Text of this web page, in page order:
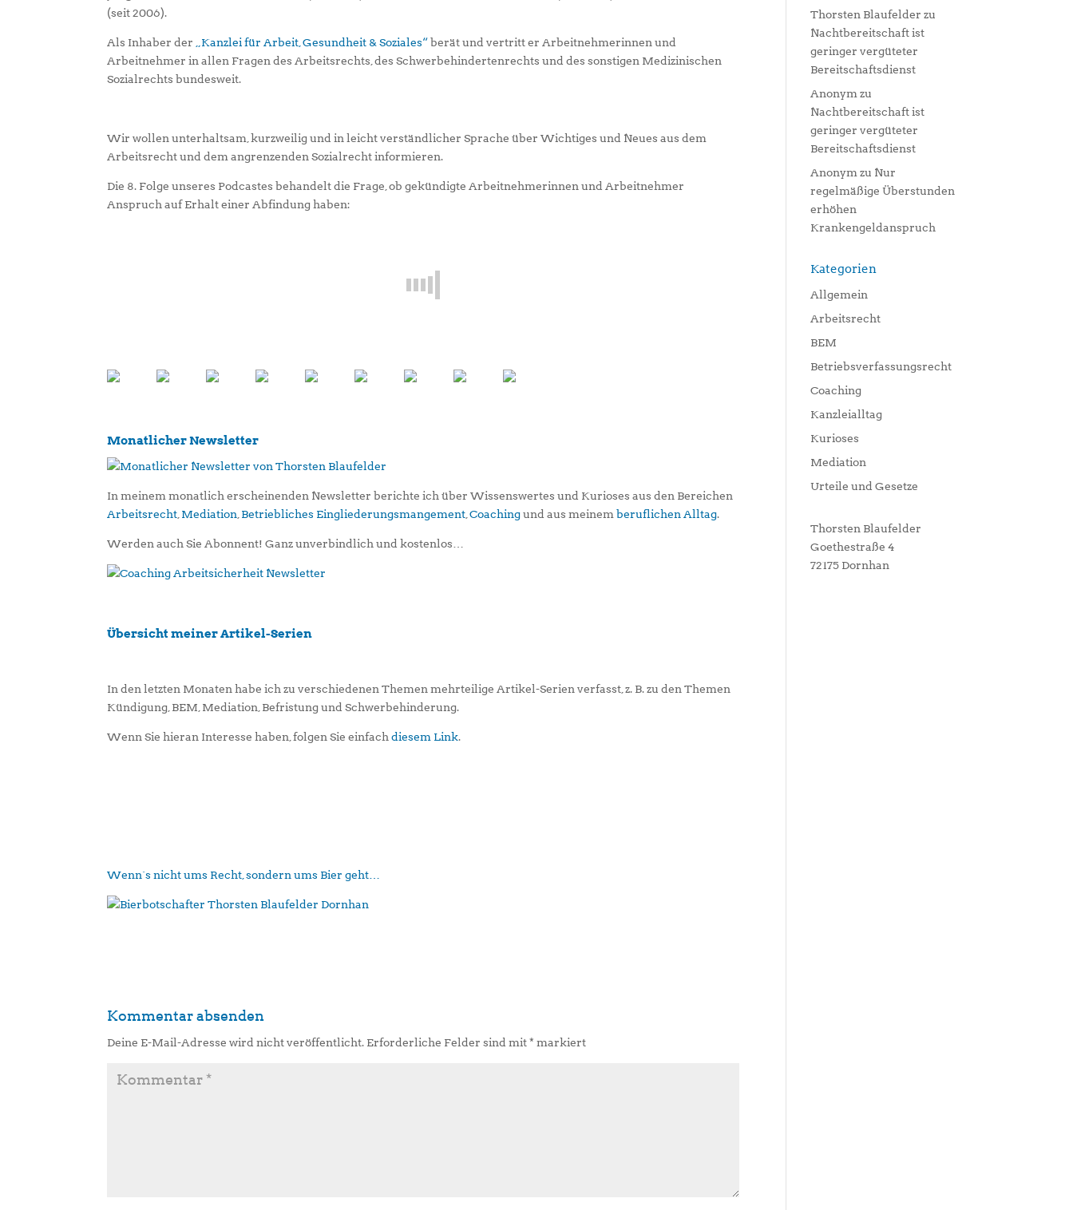
(seit 2006).
Als Inhaber der „Kanzlei für Arbeit, Gesundheit & Soziales“berät und vertritt er Arbeitnehmerinnen und
Arbeitnehmer in allen Fragen des Arbeitsrechts, des Schwerbehindertenrechts und des sonstigen Medizinischen
Sozialrechts bundesweit.
Wir wollen unterhaltsam, kurzweilig und in leicht verständlicher Sprache über Wichtiges und Neues aus dem
Arbeitsrecht und dem angrenzenden Sozialrecht informieren.
Die 8. Folge unseres Podcastes behandelt die Frage, ob gekündigte Arbeitnehmerinnen und Arbeitnehmer
Anspruch auf Erhalt einer Abfindung haben:
Monatlicher Newsletter
In meinem monatlich erscheinenden Newsletter berichte ich über Wissenswertes und Kurioses aus den Bereichen
Arbeitsrecht Mediation Betriebliches Eingliederungsmangement ,Coachingund aus meinemberuflichen Alltag.
Werden auch Sie Abonnent! Ganz unverbindlich und kostenlos…
Übersicht meiner Artikel-Serien
In den letzten Monaten habe ich zu verschiedenen Themen mehrteilige Artikel-Serien verfasst, z. B. zu den Themen
Kündigung, BEM, Mediation, Befristung und Schwerbehinderung.
Wenn Sie hieran Interesse haben, folgen Sie einfachdiesem Link.
Wenn´s nicht ums Recht, sondern ums Bier geht…
Kommentar absenden
Deine E-Mail-Adresse wird nicht veröffentlicht. Erforderliche Felder sind mit* markiert
Thorsten Blaufelder zu
Nachtbereitschaft ist
geringer vergüteter
Bereitschaftsdienst
Anonym zu
Nachtbereitschaft ist
geringer vergüteter
Bereitschaftsdienst
Anonym zu Nur
regelmäßige Überstunden
erhöhen
Krankengeldanspruch
Kategorien
Allgemein
Arbeitsrecht
BEM
Betriebsverfassungsrecht
Coaching
Kanzleialltag
Kurioses
Mediation
Urteile und Gesetze
Thorsten Blaufelder
Goethestraße 4
72175 Dornhan